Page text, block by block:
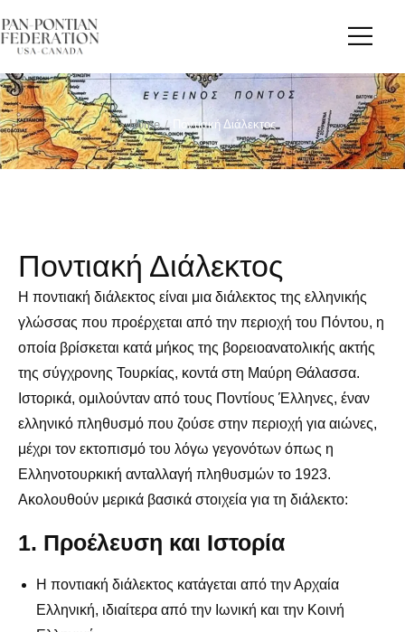
Home / Ποντιακή Διάλεκτος
Ποντιακή Διάλεκτος
Η ποντιακή διάλεκτος είναι μια διάλεκτος της ελληνικής
γλώσσας που προέρχεται από την περιοχή του Πόντου, η
οποία βρίσκεται κατά μήκος της βορειοανατολικής ακτής
της σύγχρονης Τουρκίας, κοντά στη Μαύρη Θάλασσα.
Ιστορικά, ομιλούνταν από τους Ποντίους Έλληνες, έναν
ελληνικό πληθυσμό που ζούσε στην περιοχή για αιώνες,
μέχρι τον εκτοπισμό του λόγω γεγονότων όπως η
Ελληνοτουρκική ανταλλαγή πληθυσμών το 1923.
Ακολουθούν μερικά βασικά στοιχεία για τη διάλεκτο:
1. Προέλευση και Ιστορία
Η ποντιακή διάλεκτος κατάγεται από την Αρχαία
Ελληνική, ιδιαίτερα από την Ιωνική και την Κοινή